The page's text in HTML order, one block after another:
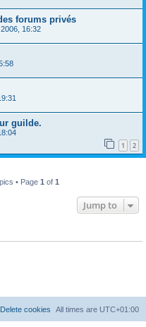
forums privés
16:32
guilde.
1 2
• Page 1 of 1
Jump to
All times are UTC+01:00
Delete cookies